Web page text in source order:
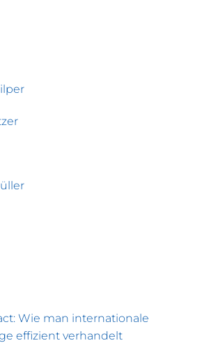
Wie man internationale
effizient verhandelt